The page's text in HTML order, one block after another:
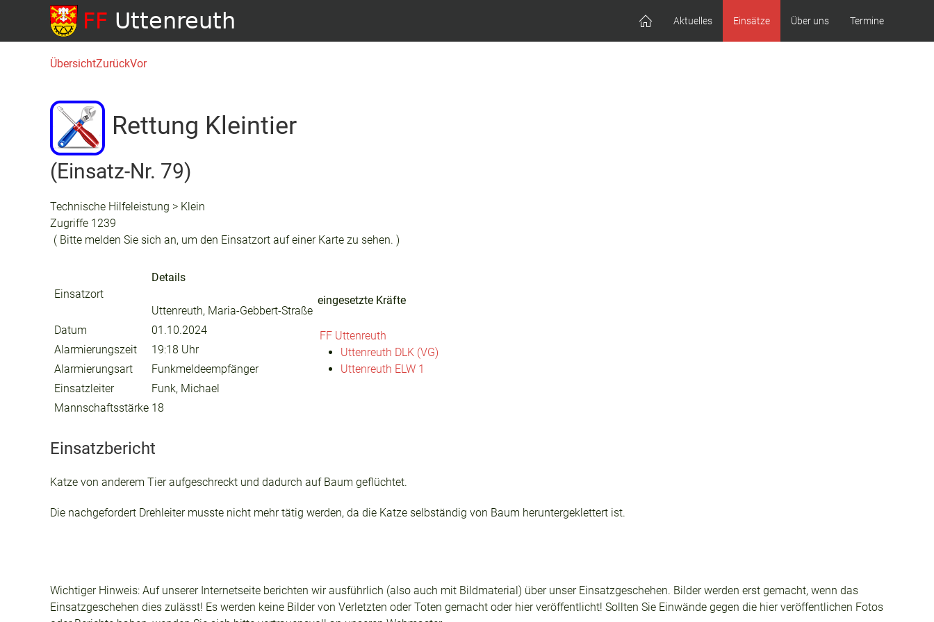
Aktuelles Einsätze Über uns Termine
ÜbersichtZurückVor
Rettung Kleintier
(Einsatz-Nr. 79)
Technische Hilfeleistung > Klein
Zugriffe 1239
( Bitte melden Sie sich an, um den Einsatzort auf einer Karte zu sehen. )
Einsatzort
Details
Uttenreuth, Maria-Gebbert-Straße
Datum
01.10.2024
Alarmierungszeit
19:18 Uhr
Alarmierungsart
Funkmeldeempfänger
Einsatzleiter
Funk, Michael
Mannschaftsstärke 18
eingesetzte Kräfte
FF Uttenreuth
Uttenreuth DLK (VG)
Uttenreuth ELW 1
Einsatzbericht
Katze von anderem Tier aufgeschreckt und dadurch auf Baum geflüchtet.
Die nachgefordert Drehleiter musste nicht mehr tätig werden, da die Katze selbständig von Baum heruntergeklettert ist.
Wichtiger Hinweis: Auf unserer Internetseite berichten wir ausführlich (also auch mit Bildmaterial) über unser Einsatzgeschehen. Bilder werden erst gemacht, wenn das
Einsatzgeschehen dies zulässt! Es werden keine Bilder von Verletzten oder Toten gemacht oder hier veröffentlicht! Sollten Sie Einwände gegen die hier veröffentlichen Fotos